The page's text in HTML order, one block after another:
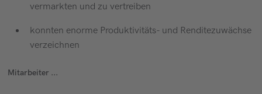
vermarkten und zu vertreiben
konnten enorme Produktivitäts- und Renditezuwächse
verzeichnen
Mitarbeiter ...